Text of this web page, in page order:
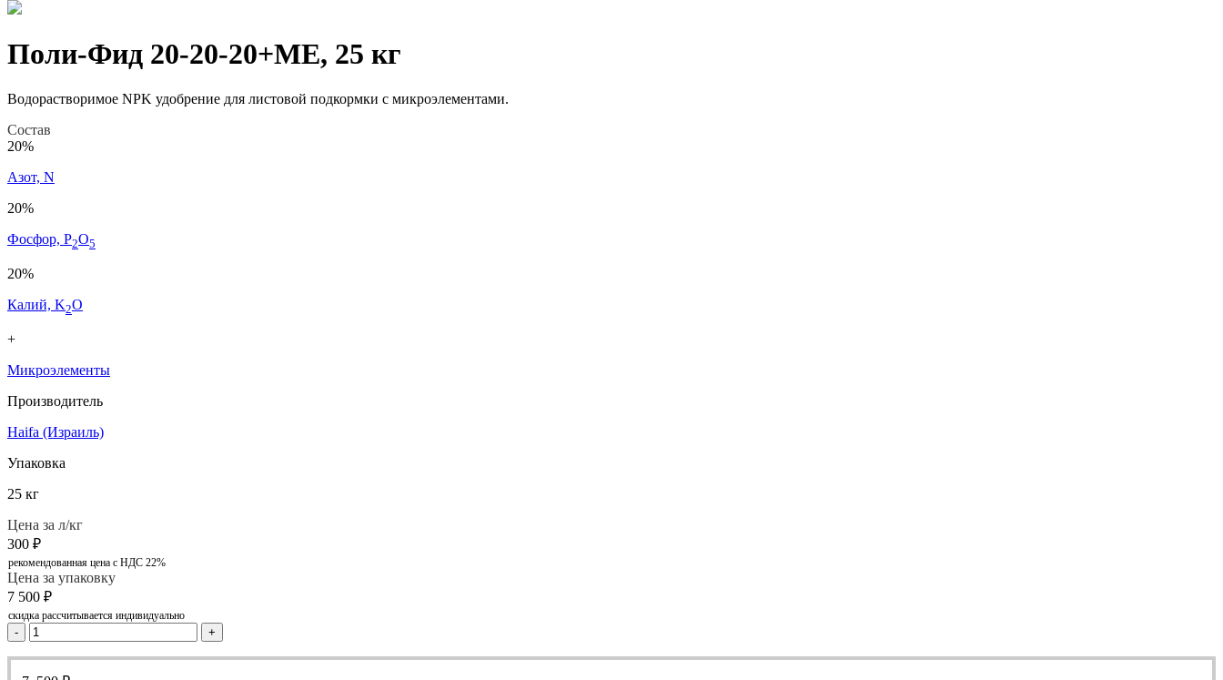
Поли-Фид 20-20-20+ME, 25 кг
Водорастворимое NPK удобрение для листовой подкормки с микроэлементами.
Состав
20%
Азот, N
20%
Фосфор, P2O5
20%
Калий, K2O
+
Микроэлементы
Производитель
Haifa (Израиль)
Упаковка
25 кг
Цена за л/кг
300 ₽
рекомендованная цена с НДС 22%
Цена за упаковку
7 500 ₽
скидка рассчитывается индивидуально
- +